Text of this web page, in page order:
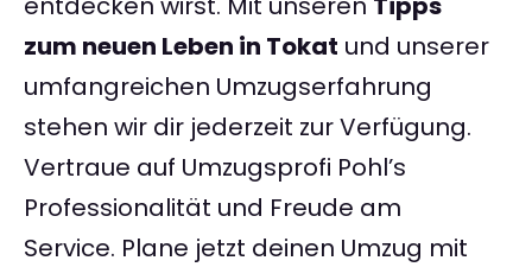
zum neuen Leben in Tokat und unserer
umfangreichen Umzugserfahrung
stehen wir dir jederzeit zur Verfügung.
Vertraue auf Umzugsprofi Pohl’s
Professionalität und Freude am
Service. Plane jetzt deinen Umzug mit